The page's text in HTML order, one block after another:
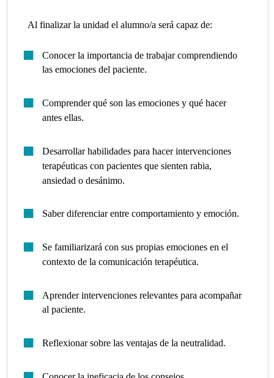
Al finalizar la unidad el alumno/a será capaz de:
Conocer la importancia de trabajar comprendiendo
las emociones del paciente.
Comprender qué son las emociones y qué hacer
antes ellas.
Desarrollar habilidades para hacer intervenciones
terapéuticas con pacientes que sienten rabia,
ansiedad o desánimo.
Saber diferenciar entre comportamiento y emoción.
Se familiarizará con sus propias emociones en el
contexto de la comunicación terapéutica.
Aprender intervenciones relevantes para acompañar
al paciente.
Reflexionar sobre las ventajas de la neutralidad.